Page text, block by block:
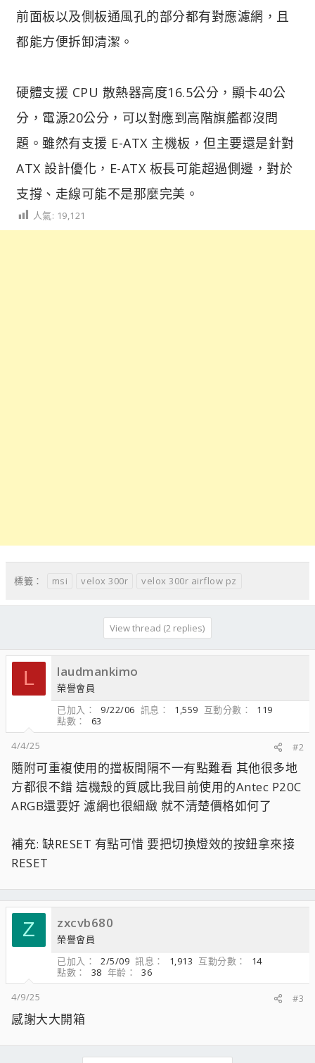
前面板以及側板通風孔的部分都有對應濾網，且
都能方便拆卸清潔。
硬體支援 CPU 散熱器高度16.5公分，顯卡40公
分，電源20公分，可以對應到高階旗艦都沒問
題。雖然有支援 E-ATX 主機板，但主要還是針對
ATX 設計優化，E-ATX 板長可能超過側邊，對於
支撐、走線可能不是那麼完美。
人氣: 19,121
標籤： msi velox 300r velox 300r airflow pz
View thread (2 replies)
L laudmankimo
榮譽會員
已加入
9/22/06 訊息 1,559 互動分數
119
點數
63
4/4/25
#2
隨附可重複使用的擋板間隔不一有點難看 其他很多地
方都很不錯 這機殼的質感比我目前使用的Antec P20C
ARGB還要好 濾網也很細緻 就不清楚價格如何了
補充: 缺RESET 有點可惜 要把切換燈效的按鈕拿來接
RESET
Z zxcvb680
榮譽會員
已加入
2/5/09 訊息 1,913 互動分數
14
點數
38 年齡
36
4/9/25
#3
感謝大大開箱